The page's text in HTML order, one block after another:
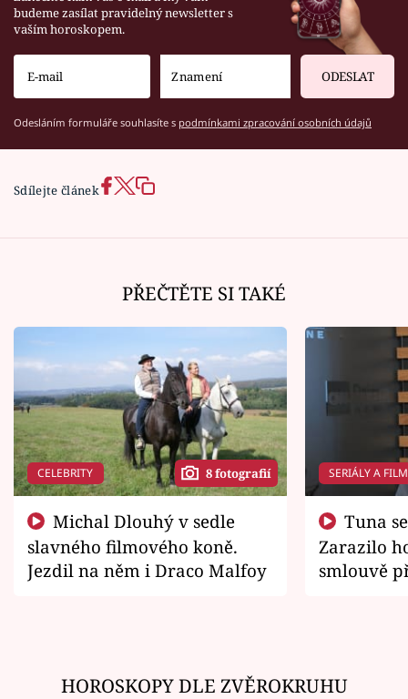
budeme zasílat pravidelný newsletter s
vaším horoskopem.
ODESLAT
Odesláním formuláře souhlasíte s podmínkami zpracování osobních údajů
Sdílejte článek
PŘEČTĚTE SI TAKÉ
CELEBRITY 8 fotografií
slavného filmového koně.
Jezdil na něm i Draco Malfoy
SERIÁLY A
Zarazilo
smlouvě
HOROSKOPY DLE ZVĚROKRUHU